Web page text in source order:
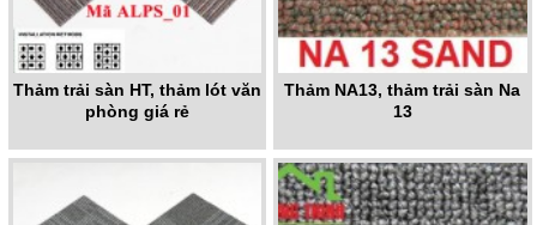
Thảm trải sàn HT, thảm lót văn
phòng giá rẻ
Thảm NA13, thảm trải sàn Na
13